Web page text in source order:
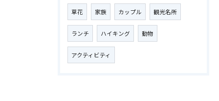
草花 家族 カップル 観光名所
ランチ ハイキング 動物
アクティビティ